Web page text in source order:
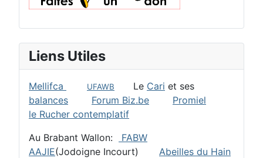
Liens Utiles
Mellifca UFAWB Le Cari et ses
balances
Forum Biz.be
Promiel
le Rucher contemplatif
Au Brabant Wallon:
FABW
AAJIE(Jodoigne Incourt) Abeilles du Hain